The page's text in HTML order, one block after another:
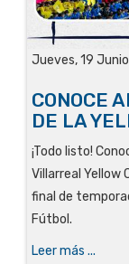
Jueves, 19
CONOCE
DE LA
¡Todo listo!
Villarreal Yellow
final de
Fútbol.
Leer más ...